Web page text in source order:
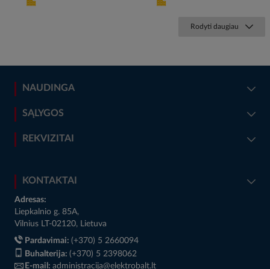
Rodyti daugiau
NAUDINGA
SĄLYGOS
REKVIZITAI
KONTAKTAI
Adresas:
Liepkalnio g. 85A,
Vilnius LT-02120, Lietuva
Pardavimai: (+370) 5 2660094
Buhalterija: (+370) 5 2398062
E-mail: administracija@elektrobalt.lt